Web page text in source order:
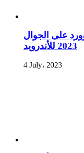
على الجوال
2023 للأندرويد
4 July، 2023